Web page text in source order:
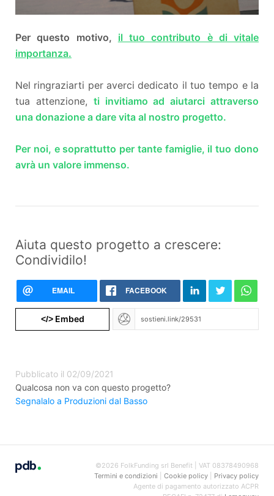
Per questo motivo, il tuo contributo è di vitale
importanza.
Nel ringraziarti per averci dedicato il tuo tempo e la
tua attenzione, ti invitiamo ad aiutarci attraverso
una donazione a dare vita al nostro progetto.
Per noi, e soprattutto per tante famiglie, il tuo dono
avrà un valore immenso.
Aiuta questo progetto a crescere:
Condividilo!
EMAIL FACEBOOK
</>Embed
Pubblicato il 02/09/2021
Qualcosa non va con questo progetto?
Segnalalo a Produzioni dal Basso
©2026 FolkFunding srl Benefit | VAT 08378490968
Termini e condizioni
Cookie policy| Privacy policy
Agente di pagamento autorizzato ACPR